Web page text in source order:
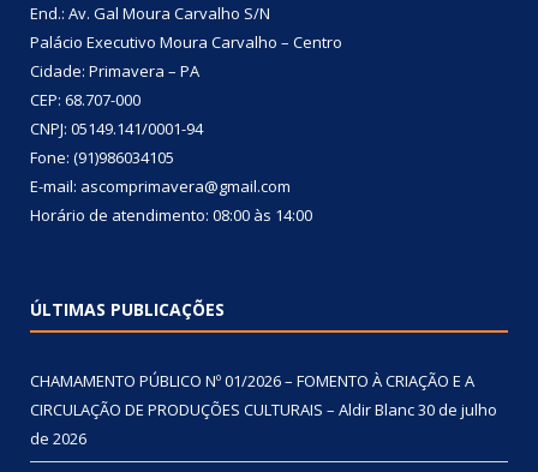
End.: Av. Gal Moura Carvalho S/N
Palácio Executivo Moura Carvalho – Centro
Cidade: Primavera – PA
CEP: 68.707-000
CNPJ: 05149.141/0001-94
Fone: (91)986034105
E-mail: ascomprimavera@gmail.com
Horário de atendimento: 08:00 às 14:00
ÚLTIMAS PUBLICAÇÕES
CHAMAMENTO PÚBLICO Nº 01/2026 – FOMENTO À CRIAÇÃO E A
CIRCULAÇÃO DE PRODUÇÕES CULTURAIS – Aldir Blanc30 de julho
de 2026